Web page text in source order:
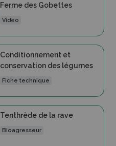
Ferme des Gobettes
Vidéo
Conditionnement et
conservation des légumes
Fiche technique
Tenthrède de la rave
Bioagresseur